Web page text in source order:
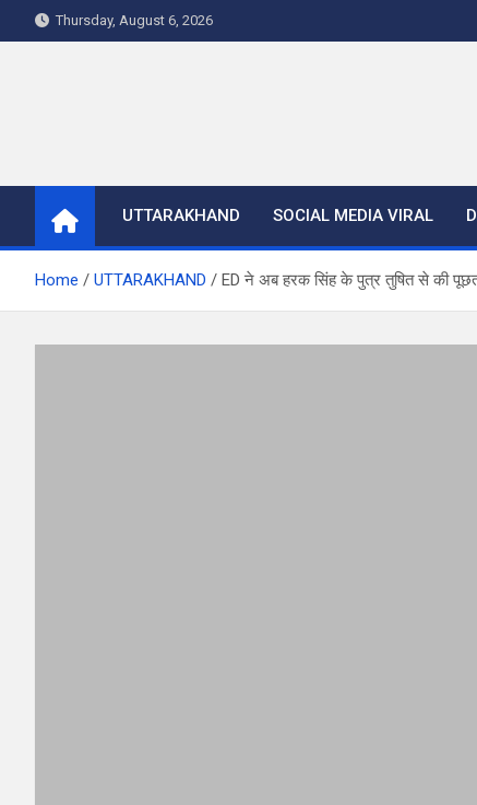
to
Thursday, August 6, 2026
UTTARAKHAND SOCIAL MEDIA VIRAL
Home UTTARAKHAND ED ने अब हरक सिंह के पुत्र तुषित से की